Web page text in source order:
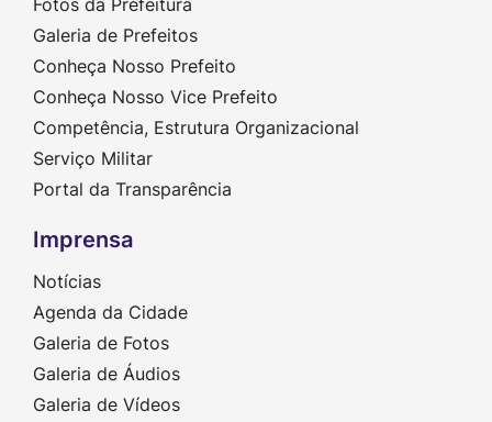
Galeria de Prefeitos
Conheça Nosso Prefeito
Conheça Nosso Vice Prefeito
Competência, Estrutura Organizacional
Serviço Militar
Portal da Transparência
Imprensa
Notícias
Agenda da Cidade
Galeria de Fotos
Galeria de Áudios
Galeria de Vídeos